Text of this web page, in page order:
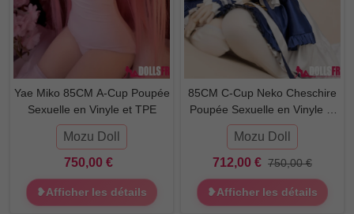
Sexuelle en Vinyle et TPE
Mozu Doll
750,00 €
❥Afficher les détails
Poupée Sexuelle en Vinyle et
TPE
Mozu Doll
712,00 € 750,00 €
❥Afficher les détails